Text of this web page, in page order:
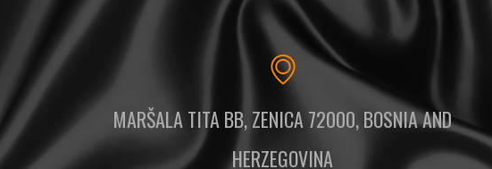
MARŠALA TITA BB, ZENICA 72000, BOSNIA AND
HERZEGOVINA